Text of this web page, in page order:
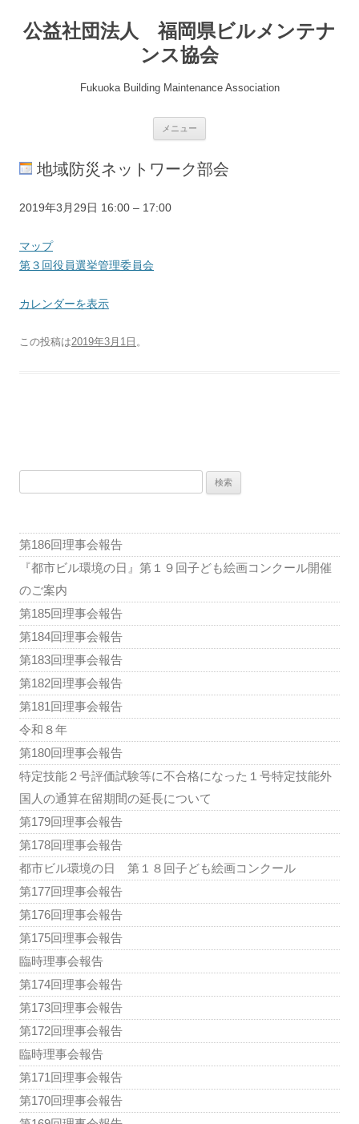
公益社団法人 福岡県ビルメンテナ
ンス協会
Fukuoka Building Maintenance Association
メニュー
ツ
へ
地域防災ネットワーク部会
第
回
役
選
管
2019年3月29日 16:00 – 17:00
マップ県
協
会
室
第３回役員選挙管理委員会
カレンダーを表示
この投稿は2019年3月1日 。
ゲ
ー
ョ
ン
第186回理事会報告
『都市ビル環境の日』第１９回子ども絵画コンクール開催
のご案内
第185回理事会報告
第184回理事会報告
第183回理事会報告
第182回理事会報告
第181回理事会報告
令和８年
第180回理事会報告
特定技能２号評価試験等に不合格になった１号特定技能外
国人の通算在留期間の延長について
第179回理事会報告
第178回理事会報告
都市ビル環境の日 第１８回子ども絵画コンクール
第177回理事会報告
第176回理事会報告
第175回理事会報告
臨時理事会報告
第174回理事会報告
第173回理事会報告
第172回理事会報告
臨時理事会報告
第171回理事会報告
第170回理事会報告